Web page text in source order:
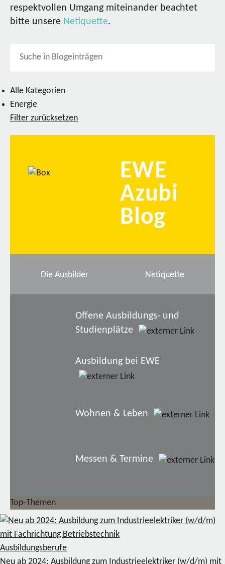
respektvollen Umgang miteinander beachtet
bitte unsere Netiquette.
Alle Kategorien
Energie
Filter zurücksetzen
EWE
Azubi
Blog
Die Ausbilder Netiquette
Offene Ausbildungs- und
Studienplätze
Ausbildung bei EWE
Wohnen & Leben
Messen & Termine
Top-Themen
Ausbildungsberufe
Neu ab 2024: Ausbildung zum Industrieelektriker (w/d/m) mit